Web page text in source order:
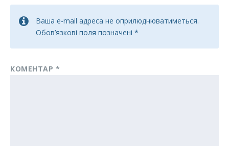
Ваша e-mail адреса не оприлюднюватиметься.
Обов’язкові поля позначені *
КОМЕНТАР*